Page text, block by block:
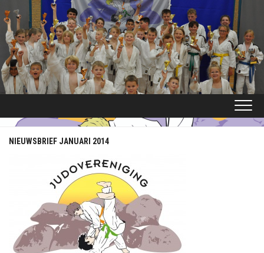
naar
de
inhoud
NIEUWSBRIEF JANUARI 2014